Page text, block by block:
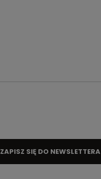
ZAPISZ SIĘ DO NEWSLETTERA